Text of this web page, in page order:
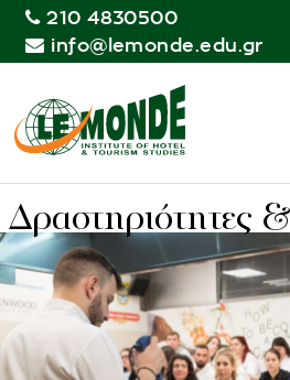
210 4830500
info@lemonde.edu.gr
Δραστηριότητες